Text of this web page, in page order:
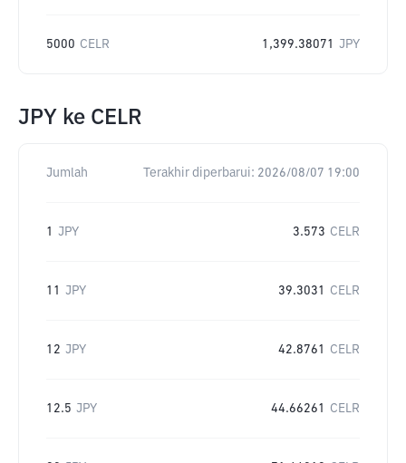
5000 CELR 1,399.38071 JPY
JPY ke CELR
Jumlah Terakhir diperbarui: 2026/08/07 19:00
1 JPY 3.573 CELR
11 JPY 39.3031 CELR
12 JPY 42.8761 CELR
12.5 JPY 44.66261 CELR